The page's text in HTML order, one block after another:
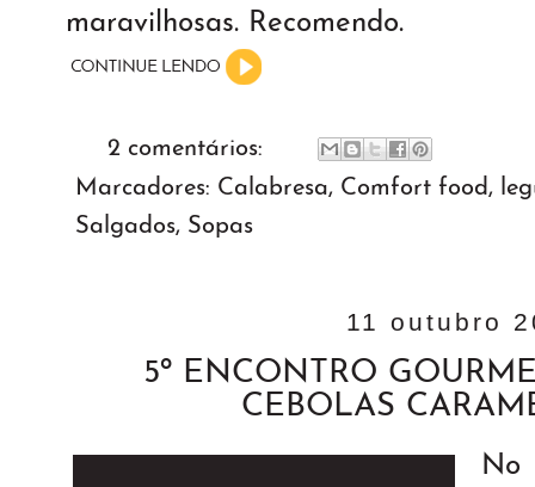
maravilhosas. Recomendo.
2 comentários:
Marcadores: Calabresa, Comfort food,
Salgados, Sopas
11 outubro
5º ENCONTRO
CEBOLAS